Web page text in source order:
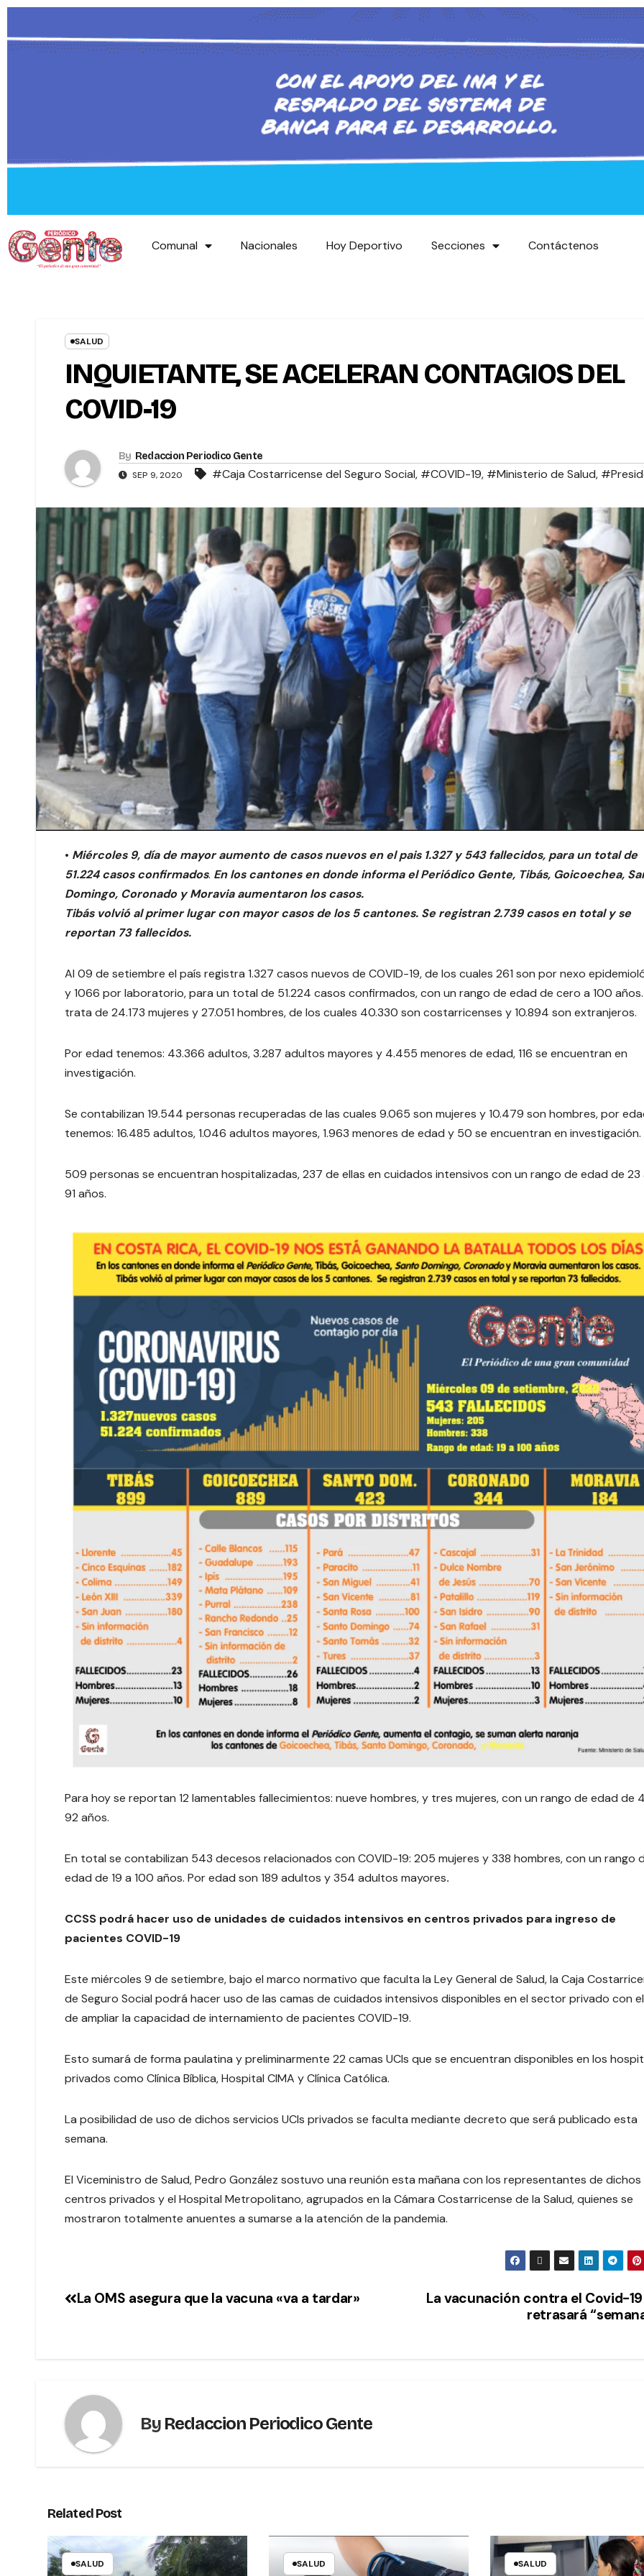
Comunal Nacionales Hoy Deportivo Secciones Contáctenos
SALUD
INQUIETANTE, SE ACELERAN CONTAGIOS DEL
COVID-19
By Redaccion Periodico Gente
SEP 9, 2020 #Caja Costarricense del Seguro Social, #COVID-19, #Ministerio de Salud,
• Miércoles 9, día de mayor aumento de casos nuevos en el pais 1.327 y 543 fallecidos, para un total de
51.224 casos confirmados. En los cantones en donde informa el Periódico Gente, Tibás, Goicoechea,
Domingo, Coronado y Moravia aumentaron los casos.
Tibás volvió al primer lugar con mayor casos de los 5 cantones. Se registran 2.739 casos en total y se
reportan 73 fallecidos.
Al 09 de setiembre el país registra 1.327 casos nuevos de COVID-19, de los cuales 261 son por nexo
y 1066 por laboratorio, para un total de 51.224 casos confirmados, con un rango de edad de cero a 100
trata de 24.173 mujeres y 27.051 hombres, de los cuales 40.330 son costarricenses y 10.894 son extranjeros.
Por edad tenemos: 43.366 adultos, 3.287 adultos mayores y 4.455 menores de edad, 116 se encuentran en
investigación.
Se contabilizan 19.544 personas recuperadas de las cuales 9.065 son mujeres y 10.479 son hombres, por
tenemos: 16.485 adultos, 1.046 adultos mayores, 1.963 menores de edad y 50 se encuentran en investigación.
509 personas se encuentran hospitalizadas, 237 de ellas en cuidados intensivos con un rango de edad de 23
91 años.
Para hoy se reportan 12 lamentables fallecimientos: nueve hombres, y tres mujeres, con un rango de edad de
92 años.
En total se contabilizan 543 decesos relacionados con COVID-19: 205 mujeres y 338 hombres, con un rango
edad de 19 a 100 años. Por edad son 189 adultos y 354 adultos mayores.
CCSS podrá hacer uso de unidades de cuidados intensivos en centros privados para ingreso de
pacientes COVID-19
Este miércoles 9 de setiembre,bajo el marco normativo que faculta la Ley General de Salud, la Caja
de Seguro Social podrá hacer uso de las camas de cuidados intensivos disponibles en el sector privado con
de ampliar la capacidad de internamiento de pacientes COVID-19.
Esto sumará de forma paulatina y preliminarmente 22 camas UCIs que se encuentran disponibles en los
privados como Clínica Bíblica, Hospital CIMA y Clínica Católica.
La posibilidad de uso de dichos servicios UCIs privados se faculta mediante decreto que será publicado esta
semana.
El Viceministro de Salud, Pedro González sostuvo una reunión esta mañana con los representantes de dichos
centros privados y el Hospital Metropolitano, agrupados en la Cámara Costarricense de la Salud, quienes se
mostraron totalmente anuentes a sumarse a la atención de la pandemia.
La vacunación contra el Covid-
retrasará
La OMS asegura que la vacuna «va a tardar»
By Redaccion Periodico Gente
Related Post
SALUD SALUD SALUD